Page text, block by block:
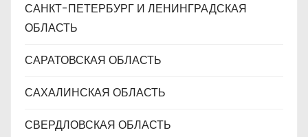
САНКТ-ПЕТЕРБУРГ И ЛЕНИНГРАДСКАЯ
ОБЛАСТЬ
САРАТОВСКАЯ ОБЛАСТЬ
САХАЛИНСКАЯ ОБЛАСТЬ
СВЕРДЛОВСКАЯ ОБЛАСТЬ